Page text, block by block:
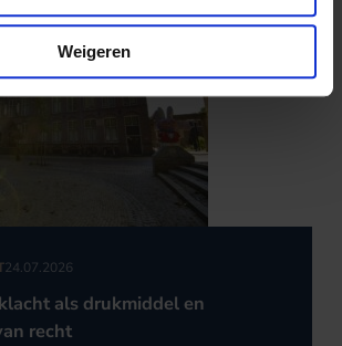
Weigeren
24.07.2026
als drukmiddel en
recht